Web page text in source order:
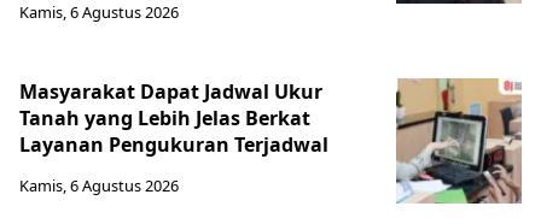
Kamis, 6 Agustus 2026
Masyarakat Dapat Jadwal Ukur
Tanah yang Lebih Jelas Berkat
Layanan Pengukuran Terjadwal
Kamis, 6 Agustus 2026